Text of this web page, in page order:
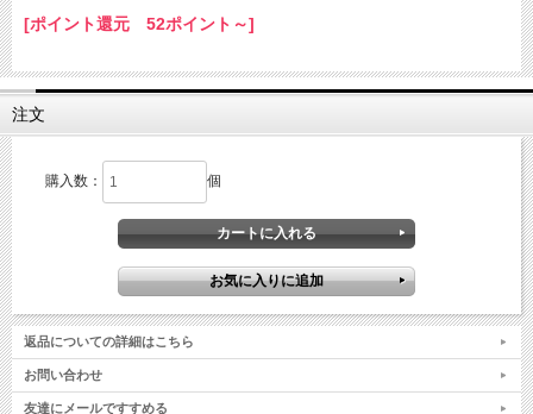
[ポイント還元 52ポイント～]
注文
購入数： 個
返品についての詳細はこちら
お問い合わせ
友達にメールですすめる